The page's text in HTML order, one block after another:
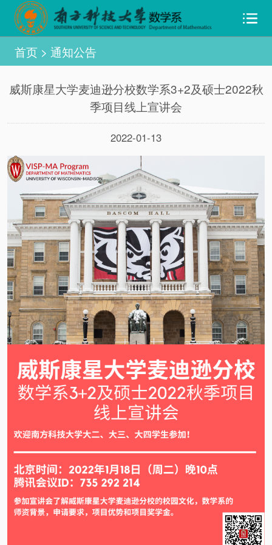
首页> 通知公告
威斯康星大学麦迪逊分校数学系3+2及硕士2022秋
季项目线上宣讲会
2022-01-13